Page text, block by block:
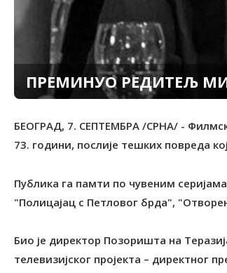
ПРЕМИНУО РЕДИТЕЉ
БЕОГРАД, 7. СЕПТЕМБРА /СРНА/ -
73. години, послије тешких повреда
Публика га памти по чувеним
"Полицајац с Петловог брда",
Био је директор Позоришта на
телевизијског пројекта – директног